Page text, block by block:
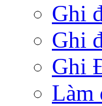
Ghi
Ghi
Ghi
Làm